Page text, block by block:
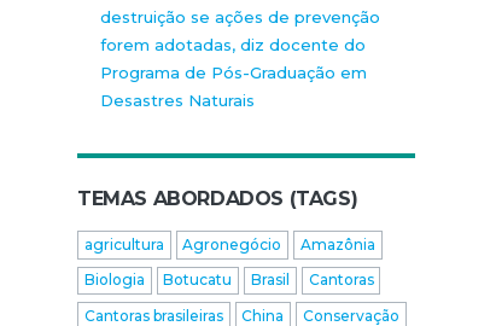
destruição se ações de prevenção
forem adotadas, diz docente do
Programa de Pós-Graduação em
Desastres Naturais
TEMAS ABORDADOS (TAGS)
agricultura Agronegócio
Amazônia
Biologia
Botucatu Brasil
Cantoras
Cantoras brasileiras
China
Conservação